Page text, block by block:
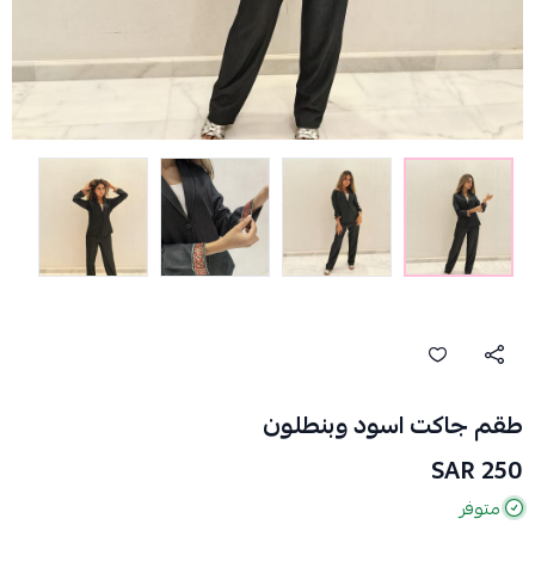
طقم جاكت اسود وبنطلون
250 SAR
متوفر